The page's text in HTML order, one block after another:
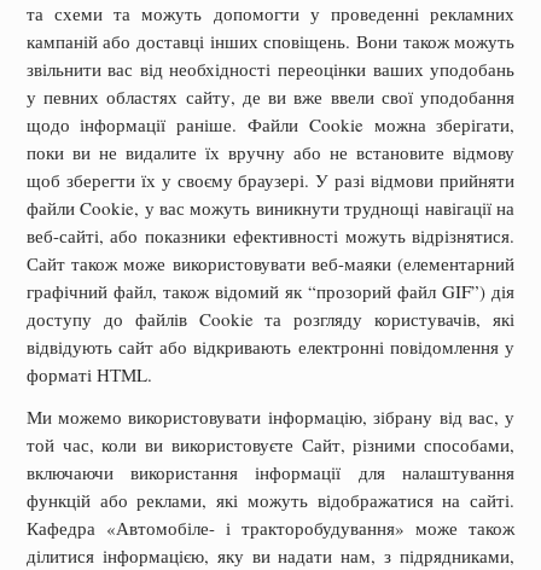
та схеми та можуть допомогти у проведенні рекламних
кампаній або доставці інших сповіщень. Вони також можуть
звільнити вас від необхідності переоцінки ваших уподобань
у певних областях сайту, де ви вже ввели свої уподобання
щодо інформації раніше. Файли Cookie можна зберігати,
поки ви не видалите їх вручну або не встановите відмову
щоб зберегти їх у своєму браузері. У разі відмови прийняти
файли Cookie, у вас можуть виникнути труднощі навігації на
веб-сайті, або показники ефективності можуть відрізнятися.
Сайт також може використовувати веб-маяки (елементарний
графічний файл, також відомий як “прозорий файл GIF”) дія
доступу до файлів Cookie та розгляду користувачів, які
відвідують сайт або відкривають електронні повідомлення у
форматі НТМL.
Ми можемо використовувати інформацію, зібрану від вас, у
той час, коли ви використовуєте Сайт, різними способами,
включаючи використання інформації для налаштування
функцій або реклами, які можуть відображатися на сайті.
Кафедра «Автомобіле- і тракторобудування» може також
ділитися інформацією, яку ви надати нам, з підрядниками,